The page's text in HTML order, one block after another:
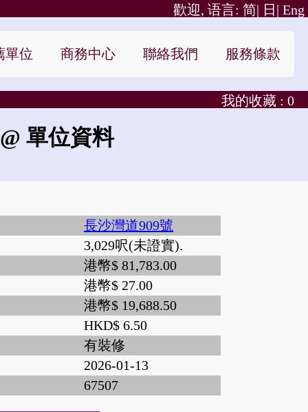
Eng
日|
歡迎, 语言: 简|
單位 商務中心 聯絡我們 服務條款
我的收藏 : 0
@ 單位資料
長沙灣道909號
3,029呎(未證實).
港幣$ 81,783.00
港幣$ 27.00
港幣$ 19,688.50
HKD$ 6.50
有裝修
2026-01-13
67507